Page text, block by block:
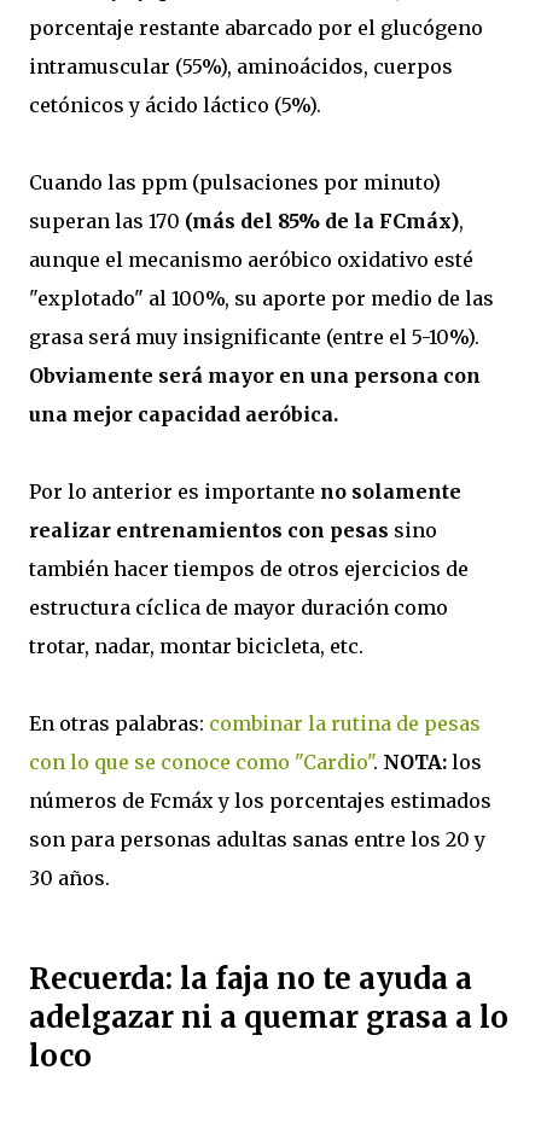
porcentaje restante abarcado por el glucógeno
intramuscular (55%), aminoácidos, cuerpos
cetónicos y ácido láctico (5%).
Cuando las ppm (pulsaciones por minuto)
superan las 170 (más del 85% de la FCmáx),
aunque el mecanismo aeróbico oxidativo esté
"explotado" al 100%, su aporte por medio de las
grasa será muy insignificante (entre el 5-10%).
Obviamente será mayor en una persona con
una mejor capacidad aeróbica.
Por lo anterior es importante no solamente
realizar entrenamientos con pesas sino
también hacer tiempos de otros ejercicios de
estructura cíclica de mayor duración como
trotar, nadar, montar bicicleta, etc.
En otras palabras: combinar la rutina de pesas
con lo que se conoce como "Cardio". NOTA: los
números de Fcmáx y los porcentajes estimados
son para personas adultas sanas entre los 20 y
30 años.
Recuerda: la faja no te ayuda a
adelgazar ni a quemar grasa a lo
loco